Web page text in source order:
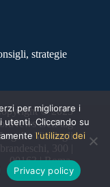
strategie
© 2025
BetFlag
Via degli
300 |
00163 | Roma
per migliorare i
utenti. Cliccando su
l'utilizzo dei
Privacy policy